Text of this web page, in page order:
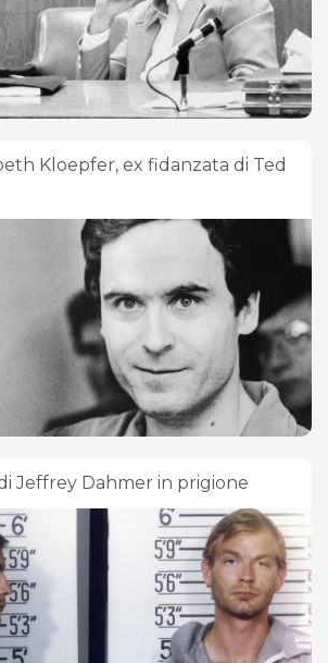
Kloepfer, ex fidanzata di Ted
Jeffrey Dahmer in prigione